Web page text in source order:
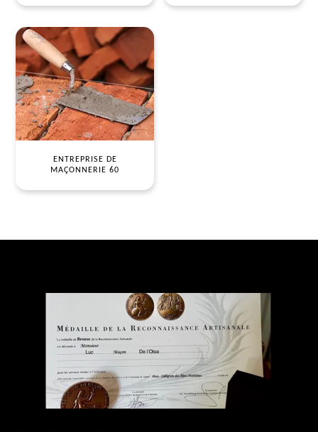
ENTREPRISE DE
MAÇONNERIE 60